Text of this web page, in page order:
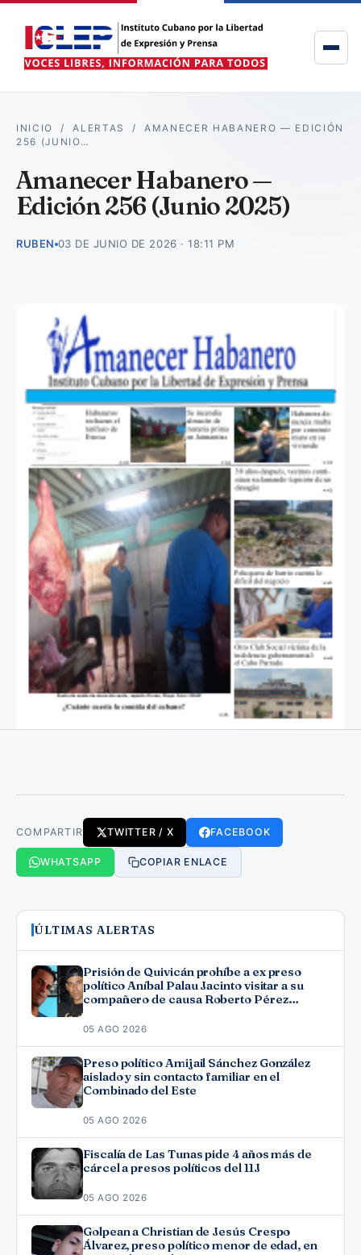
INICIO /ALERTAS /AMANECER HABANERO — EDICIÓN
256 (JUNIO…
Amanecer Habanero —
Edición 256 (Junio 2025)
RUBEN 03 DE JUNIO DE 2026 · 18:11 PM
COMPARTIR TWITTER / X FACEBOOK
WHATSAPP COPIAR ENLACE
ÚLTIMAS ALERTAS
Prisión de Quivicán prohíbe a ex preso
político Aníbal Palau Jacinto visitar a su
compañero de causa Roberto Pérez
05 AGO 2026
Preso político Amijail Sánchez González
aislado y sin contacto familiar en el
Combinado del Este
05 AGO 2026
Fiscalía de Las Tunas pide 4 años más de
cárcel a presos políticos del 11J
05 AGO 2026
Golpean a Christian de Jesús Crespo
Álvarez, preso político menor de edad, en